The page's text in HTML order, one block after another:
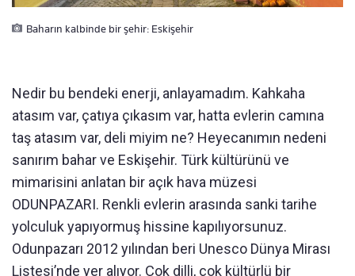
Baharın kalbinde bir şehir: Eskişehir
Nedir bu bendeki enerji, anlayamadım. Kahkaha
atasım var, çatıya çıkasım var, hatta evlerin camına
taş atasım var, deli miyim ne? Heyecanımın nedeni
sanırım bahar ve Eskişehir. Türk kültürünü ve
mimarisini anlatan bir açık hava müzesi
ODUNPAZARI. Renkli evlerin arasında sanki tarihe
yolculuk yapıyormuş hissine kapılıyorsunuz.
Odunpazarı 2012 yılından beri Unesco Dünya Mirası
Listesi’nde yer alıyor. Çok dilli, çok kültürlü bir